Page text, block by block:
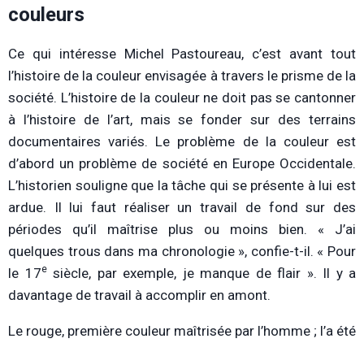
couleurs
Ce qui intéresse Michel Pastoureau, c’est avant tout
l’histoire de la couleur envisagée à travers le prisme de la
société. L’histoire de la couleur ne doit pas se cantonner
à l’histoire de l’art, mais se fonder sur des terrains
documentaires variés. Le problème de la couleur est
d’abord un problème de société en Europe Occidentale.
L’historien souligne que la tâche qui se présente à lui est
ardue. Il lui faut réaliser un travail de fond sur des
périodes qu’il maîtrise plus ou moins bien. « J’ai
quelques trous dans ma chronologie », confie-t-il. « Pour
le 17esiècle, par exemple, je manque de flair ». Il y a
davantage de travail à accomplir en amont.
Le rouge, première couleur maîtrisée par l’homme ; l’a été